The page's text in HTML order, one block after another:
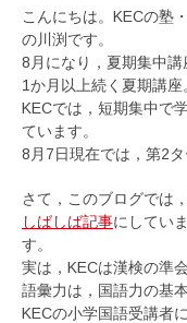
こんにちは。KECの塾
の川渕です。
8月になり，夏期集中講
1か月以上続く夏期講座
KECでは，短期集中で
ています。
8月7日現在では，第2タ
さて，このブログでは，
しばしば記事にしてい
す。
実は，KECは漢検の準
語彙力は，国語力の基本
KECの小学国語受講者